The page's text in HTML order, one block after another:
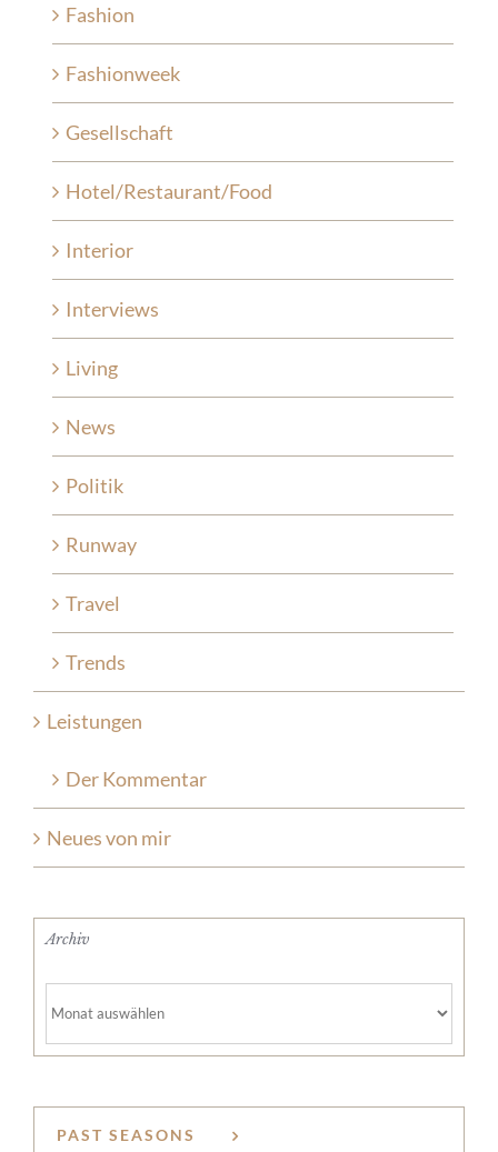
Fashion
Fashionweek
Gesellschaft
Hotel/Restaurant/Food
Interior
Interviews
Living
News
Politik
Runway
Travel
Trends
Leistungen
Der Kommentar
Neues von mir
Archiv
PAST SEASONS